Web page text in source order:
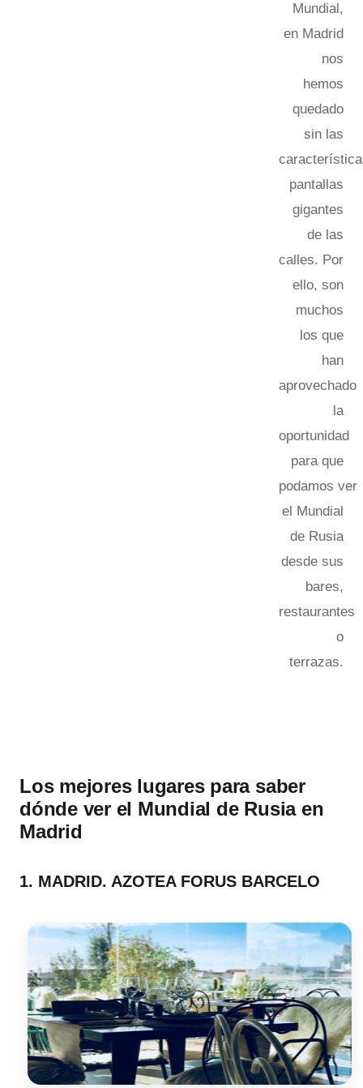
Mundial,
en Madrid
nos
hemos
quedado
sin las
pantallas
gigantes
de las
calles. Por
ello, son
muchos
los que
han
aprovechado
la
oportunidad
para que
podamos ver
el Mundial
de Rusia
desde sus
bares,
restaurantes
o
terrazas.
Los mejores lugares para saber
dónde ver el Mundial de Rusia en
Madrid
1. MADRID. AZOTEA FORUS BARCELO